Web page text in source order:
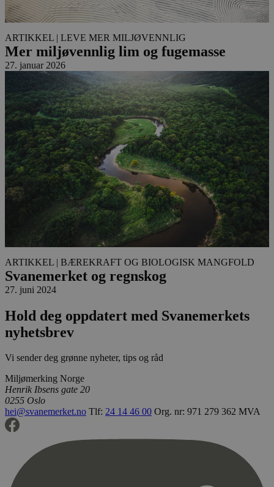
ARTIKKEL | LEVE MER MILJØVENNLIG
Mer miljøvennlig lim og fugemasse
27. januar 2026
ARTIKKEL | BÆREKRAFT OG BIOLOGISK MANGFOLD
Svanemerket og regnskog
27. juni 2024
Hold deg oppdatert med Svanemerkets
nyhetsbrev
Vi sender deg grønne nyheter, tips og råd
Miljømerking Norge
Henrik Ibsens gate 20
0255 Oslo
hei@svanemerket.no Tlf: 24 14 46 00 Org. nr: 971 279 362 MVA